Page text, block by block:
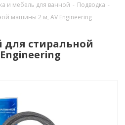
и мебель для ванной - Подводка -
машины 2 м, AV Engineering
стиральной